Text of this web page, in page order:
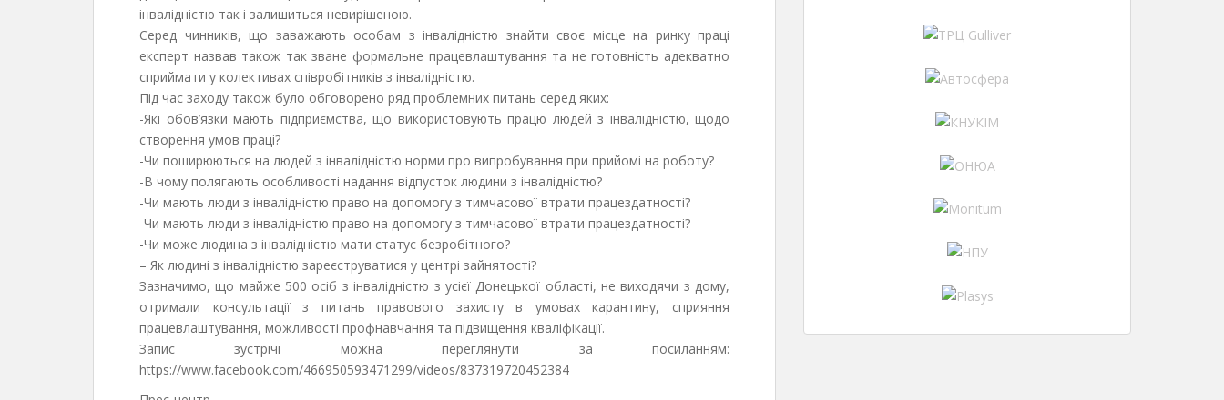
інвалідністю так i залишиться невирішеною.
Серед чинників, що заважають особам з інвалідністю знайти своє місце на ринку праці
експерт назвав також так зване формальне працевлаштування та не готовність адекватно
сприймати у колективах співробітників з інвалідністю.
Під час заходу також було обговорено ряд проблемних питань серед яких:
-Які обов’язки мають підприємства, що використовують працю людей з інвалідністю, щодо
створення умов праці?
-Чи поширюються на людей з інвалідністю норми про випробування при прийомі на роботу?
-В чому полягають особливості надання відпусток людини з інвалідністю?
-Чи мають люди з інвалідністю право на допомогу з тимчасової втрати працездатності?
-Чи мають люди з інвалідністю право на допомогу з тимчасової втрати працездатності?
-Чи може людина з інвалідністю мати статус безробітного?
– Як людині з інвалідністю зареєструватися у центрі зайнятості?
Зазначимо, що майже 500 осіб з інвалідністю з усієї Донецької області, не виходячи з дому,
отримали консультації з питань правового захисту в умовах карантину, сприяння
працевлаштування, можливості профнавчання та підвищення кваліфікації.
Запис зустрічі можна переглянути за посиланням:
https://www.facebook.com/466950593471299/videos/837319720452384